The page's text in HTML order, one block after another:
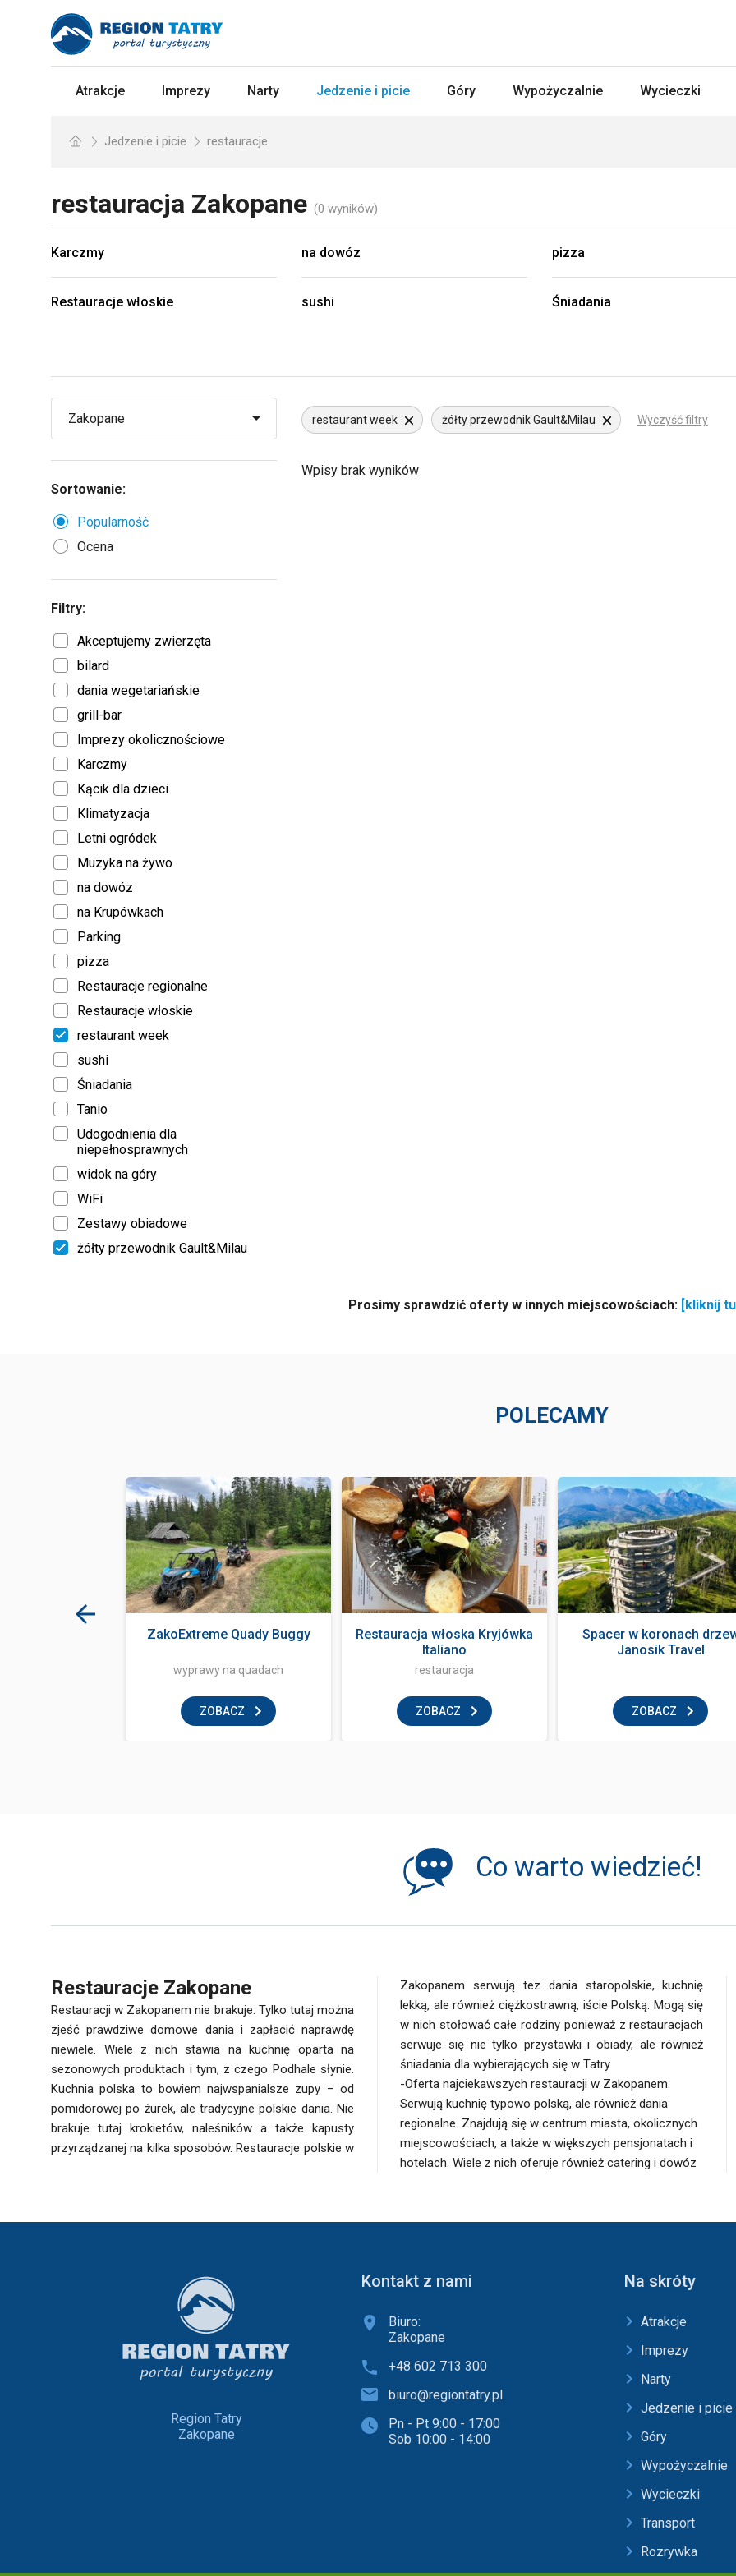
Atrakcje Imprezy Narty Jedzenie i picie Góry Wypożyczalnie Wycieczki
Jedzenie i picie restauracje
restauracja Zakopane (0 wyników)
Karczmy na dowóz pizza
Restauracje włoskie sushi Śniadania
restaurant week żółty przewodnik Gault&Milau Wyczyść filtry
Wpisy brak wyników
Sortowanie:
Popularność
Ocena
Filtry:
Akceptujemy zwierzęta
bilard
dania wegetariańskie
grill-bar
Imprezy okolicznościowe
Karczmy
Kącik dla dzieci
Klimatyzacja
Letni ogródek
Muzyka na żywo
na dowóz
na Krupówkach
Parking
pizza
Restauracje regionalne
Restauracje włoskie
restaurant week
sushi
Śniadania
Tanio
Udogodnienia dla
niepełnosprawnych
widok na góry
WiFi
Zestawy obiadowe
żółty przewodnik Gault&Milau
Prosimy sprawdzić oferty w innych miejscowościach: [kliknij
POLECAMY
ZakoExtreme Quady Buggy
wyprawy na quadach
ZOBACZ
Restauracja włoska Kryjówka
Italiano
restauracja
ZOBACZ
Spacer w koronach
Janosik Travel
ZOBACZ
Co warto wiedzieć!
Restauracje Zakopane
Restauracji w Zakopanem nie brakuje. Tylko tutaj można
zjeść prawdziwe domowe dania i zapłacić naprawdę
niewiele. Wiele z nich stawia na kuchnię oparta na
sezonowych produktach i tym, z czego Podhale słynie.
Kuchnia polska to bowiem najwspanialsze zupy – od
pomidorowej po żurek, ale tradycyjne polskie dania. Nie
brakuje tutaj krokietów, naleśników a także kapusty
przyrządzanej na kilka sposobów. Restauracje polskie w
Zakopanem serwują tez dania staropolskie, kuchnię
lekką, ale również ciężkostrawną, iście Polską. Mogą się
w nich stołować całe rodziny ponieważ z restauracjach
serwuje się nie tylko przystawki i obiady, ale również
śniadania dla wybierających się w Tatry.
-Oferta najciekawszych restauracji w Zakopanem.
Serwują kuchnię typowo polską, ale również dania
regionalne. Znajdują się w centrum miasta, okolicznych
miejscowościach, a także w większych pensjonatach i
hotelach. Wiele z nich oferuje również catering i dowóz
uzależnione od tego, co w pojawia się na okolicznych
targowiskach i czym obrodzi tatrzańska ziemia. Kuchnia
polska to idealny wybór dla całych rodzin
Region Tatry
Zakopane
Kontakt z nami
Biuro:
Zakopane
+48 602 713 300
biuro@regiontatry.pl
Pn - Pt 9:00 - 17:00
Sob 10:00 - 14:00
Na skróty
Atrakcje
Imprezy
Narty
Jedzenie i picie
Góry
Wypożyczalnie
Wycieczki
Transport
Rozrywka